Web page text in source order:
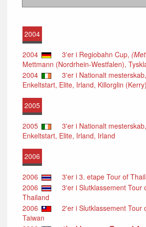
2004
2004 3'er i Regiobahn Cup,
Mettmann (Nordrhein-Westfalen),
2004
3'er i Nationalt
Enkeltstart, Elite, Irland, Killorglin
2005
2005
3'er i Nationalt
Enkeltstart, Elite, Irland, Irland
2006
2006
3'er i 3. etape Tour of
2006
3'er i Slutklassement Tour
Thailand
2006
2'er i Slutklassement Tour
Taiwan